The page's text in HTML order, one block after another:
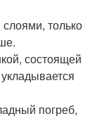
только
состоящей
погреб,